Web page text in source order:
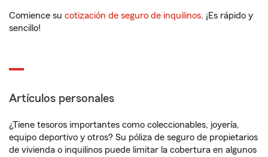
Comience su cotización de seguro de inquilinos. ¡Es rápido y
sencillo!
Artículos personales
¿Tiene tesoros importantes como coleccionables, joyería,
equipo deportivo y otros? Su póliza de seguro de propietarios
de vivienda o inquilinos puede limitar la cobertura en algunos